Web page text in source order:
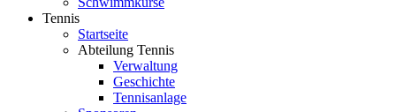
Tennis
Startseite
Abteilung Tennis
Verwaltung
Geschichte
Tennisanlage